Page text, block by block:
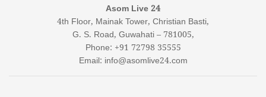
Asom Live 24
4th Floor, Mainak Tower, Christian Basti,
G. S. Road, Guwahati – 781005,
Phone: +91 72798 35555
Email: info@asomlive24.com